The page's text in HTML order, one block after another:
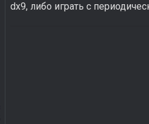
dx9, либо играть с